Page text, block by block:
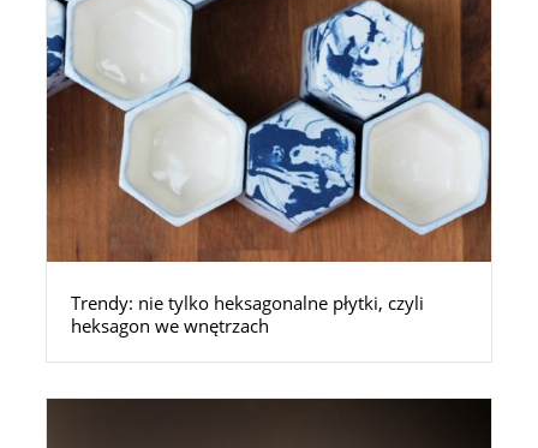
Trendy: nie tylko heksagonalne płytki, czyli
heksagon we wnętrzach